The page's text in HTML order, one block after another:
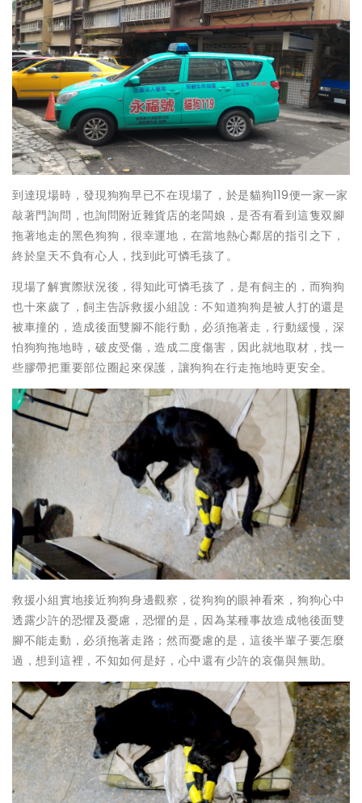
到達現場時 ，發現狗狗早已不在現場了，於是貓狗119便一家一家
敲著門詢問，也詢問附近雜貨店的老闆娘，是否有看到這隻双腳
拖著地走的黑色狗狗，很幸運地，在當地熱心鄰居的指引之下，
終於皇天不負有心人，找到此可憐毛孩了。
現場了解實際狀況後，得知此可憐毛孩了，是有飼主的，而狗狗
也十來歲了，飼主告訴救援小組說：不知道狗狗是被人打的還是
被車撞的，造成後面雙腳不能行動，必須拖著走，行動緩慢，深
怕狗狗拖地時，破皮受傷，造成二度傷害，因此就地取材，找一
些膠帶把重要部位圈起來保護，讓狗狗在行走拖地時更安全。
救援小組實地接近狗狗身邊觀察，從狗狗的眼神看來，狗狗心中
透露少許的恐懼及憂慮，恐懼的是，因為某種事故造成牠後面雙
腳不能走動，必須拖著走路；然而憂慮的是，這後半輩子要怎麼
過，想到這裡，不知如何是好，心中還有少許的哀傷與無助。